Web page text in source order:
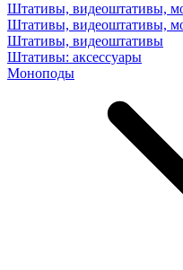
Штативы, видеоштативы,
Штативы, видеоштативы,
Штативы, видеоштативы
Штативы: аксессуары
Моноподы